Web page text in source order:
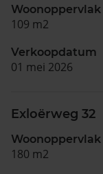
Woonoppervlak
109 m2
Verkoopdatum
01 mei 2026
Exloërweg 32
Woonoppervlak
180 m2